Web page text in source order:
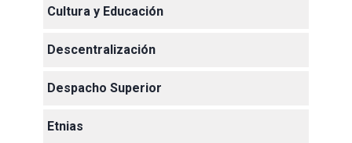
Cultura y Educación
Descentralización
Despacho Superior
Etnias